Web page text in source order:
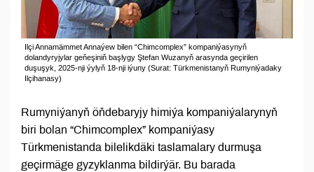
Ilçi Annamämmet Annaýew bilen “Chimcomplex” kompaniýasynyň
dolandyryjylar geňeşiniň başlygy Ştefan Wuzanyň arasynda geçirilen
duşuşyk, 2025-nji ýylyň 18-nji iýuny (Surat: Türkmenistanyň Rumyniýadaky
Ilçihanasy)
Rumyniýanyň öňdebaryjy himiýa kompaniýalarynyň
biri bolan “Chimcomplex” kompaniýasy
Türkmenistanda bilelikdäki taslamalary durmuşa
geçirmäge gyzyklanma bildirýär. Bu barada